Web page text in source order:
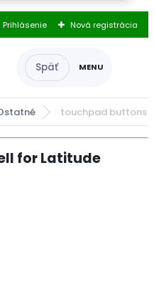
Prihlásenie Nová registrácia
touchpad buttons
for Latitude